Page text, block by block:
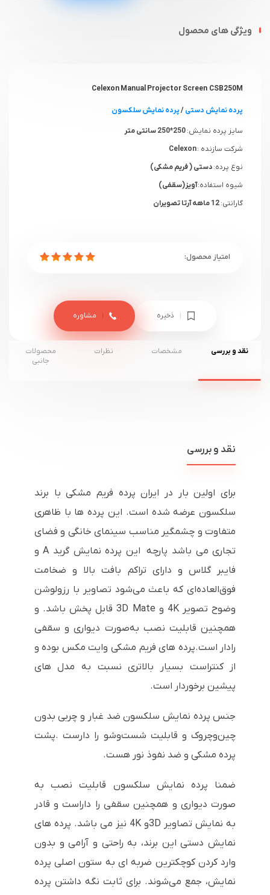
ویژگی های محصول
Celexon Manual Projector Screen CSB250M
پرده نمایش دستی/پرده نمایش سلکسون
سایز پرده نمایش:
شرکت سازنده :
نوع پرده:دستی ( فریم مشکی)
شیوه استفاده:آویز(سقفی)
گارانتی:
ذخیره مشاوره
نقد و بررسی مشخصات نظرات
محصولات
جانبی
نقد و بررسی
برای اولین بار در ایران پرده فریم مشکی با برند
سلکسون عرضه شده است. این پرده ها با ظاهری
متفاوت و چشمگیر مناسب سینمای خانگی و فضای
تجاری می باشد پارچه این پرده نمایش گرید Aو
فایبر گلاس و دارای تراکم بافت بالا و ضخامت
فوق‌العاده‌ای که باعث می‌شود تصاویر با رزولوشن
وضوح تصویر4K و 3D Mateقابل پخش باشد. و
همچنین قابلیت نصب به‌صورت دیواری و سقفی
رادار است.پرده های فریم مشکی وایت مکس بوده و
از کنتراست بسیار بالاتری نسبت به مدل های
پیشین برخوردار است.
جنس پرده نمایش سلکسون ضد غبار و چربی بدون
چین‌وچروک و قابلیت شست‌وشو را دارست .پشت
پرده مشکی و ضد نفوذ نور هست.
ضمنا پرده نمایش سلکسون قابلیت نصب به
صورت دیواری و همچنین سقفی را داراست و قادر
به نمایش تصاویر 3Dو4K نیز می باشد. پرده های
نمایش دستی این برند، به راحتی و آرامی و بدون
وارد کردن کوچکترین ضربه ای به ستون اصلی پرده
نمایش، جمع می‌شوند. برای ثابت نگه داشتن پرده